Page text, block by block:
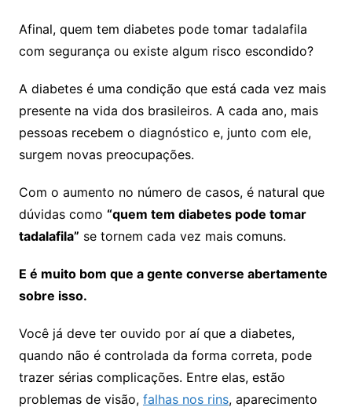
Afinal, quem tem diabetes pode tomar tadalafila
com segurança ou existe algum risco escondido?
A diabetes é uma condição que está cada vez mais
presente na vida dos brasileiros. A cada ano, mais
pessoas recebem o diagnóstico e, junto com ele,
surgem novas preocupações.
Com o aumento no número de casos, é natural que
dúvidas como “quem tem diabetes pode tomar
tadalafila” se tornem cada vez mais comuns.
E é muito bom que a gente converse abertamente
sobre isso.
Você já deve ter ouvido por aí que a diabetes,
quando não é controlada da forma correta, pode
trazer sérias complicações. Entre elas, estão
problemas de visão, falhas nos rins, aparecimento